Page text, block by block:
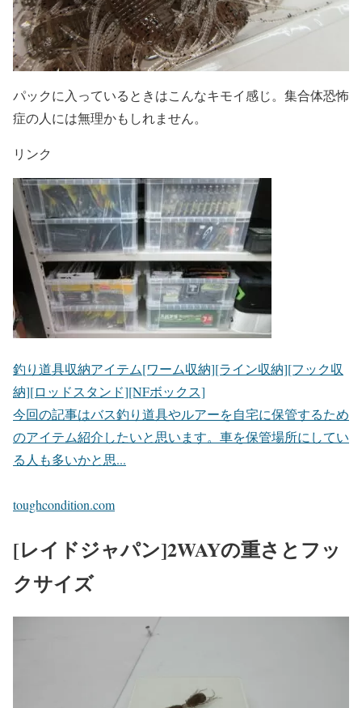
パックに入っているときはこんなキモイ感じ。集合体恐怖
症の人には無理かもしれません。
リンク
釣り道具収納アイテム[ワーム収納][ライン収納][フック収
納][ロッドスタンド][NFボックス]
今回の記事はバス釣り道具やルアーを自宅に保管するため
のアイテム紹介したいと思います。車を保管場所にしてい
る人も多いかと思...
toughcondition.com
[レイドジャパン]2WAYの重さとフッ
クサイズ